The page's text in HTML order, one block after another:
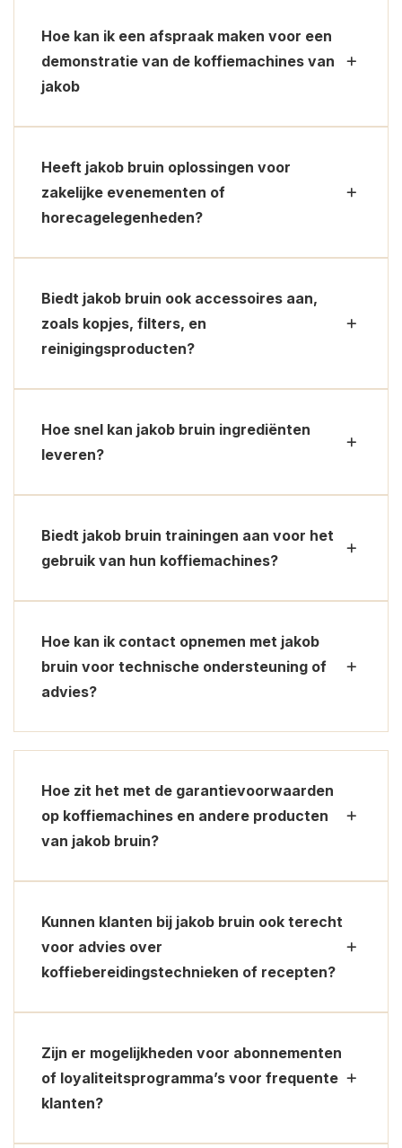
Hoe kan ik een afspraak maken voor een
demonstratie van de koffiemachines van
jakob
Heeft jakob bruin oplossingen voor
zakelijke evenementen of
horecagelegenheden?
Biedt jakob bruin ook accessoires aan,
zoals kopjes, filters, en
reinigingsproducten?
Hoe snel kan jakob bruin ingrediënten
leveren?
Biedt jakob bruin trainingen aan voor het
gebruik van hun koffiemachines?
Hoe kan ik contact opnemen met jakob
bruin voor technische ondersteuning of
advies?
Hoe zit het met de garantievoorwaarden
op koffiemachines en andere producten
van jakob bruin?
Kunnen klanten bij jakob bruin ook terecht
voor advies over
koffiebereidingstechnieken of recepten?
Zijn er mogelijkheden voor abonnementen
of loyaliteitsprogramma’s voor frequente
klanten?